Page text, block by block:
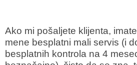
Ako mi pošaljete klijenta,
mene besplatni mali servis (i
besplatnih kontrola na 4